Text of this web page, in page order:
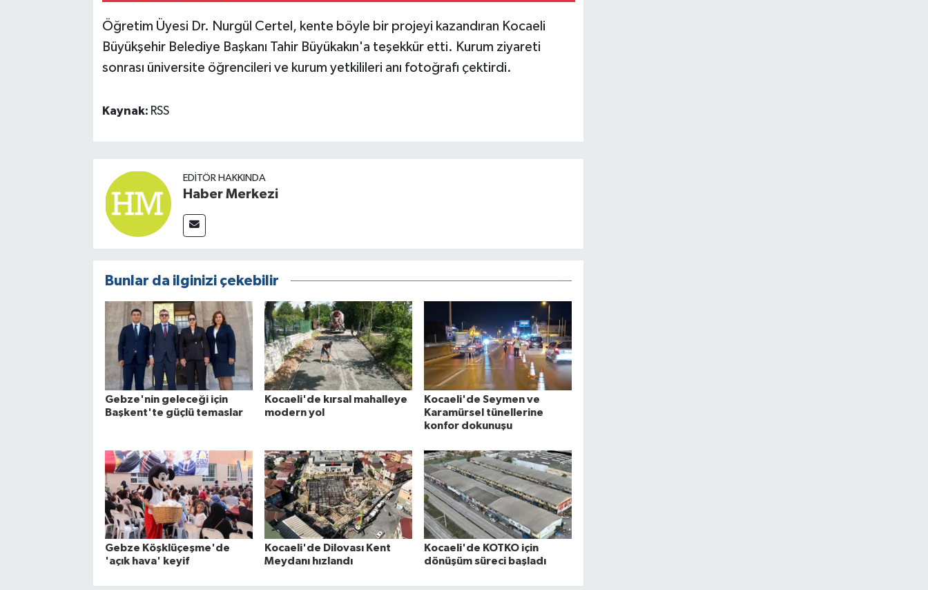
Öğretim Üyesi Dr. Nurgül Certel, kente böyle bir projeyi kazandıran Kocaeli
Büyükşehir Belediye Başkanı Tahir Büyükakın'a teşekkür etti. Kurum ziyareti
sonrası üniversite öğrencileri ve kurum yetkilileri anı fotoğrafı çektirdi.
Kaynak: RSS
EDITÖR HAKKINDA
Haber Merkezi
Bunlar da ilginizi çekebilir
Gebze'nin geleceği için
Başkent'te güçlü temaslar
Kocaeli'de kırsal mahalleye
modern yol
Kocaeli'de Seymen ve
Karamürsel tünellerine
konfor dokunuşu
Gebze Köşklüçeşme'de
'açık hava' keyif
Kocaeli'de Dilovası Kent
Meydanı hızlandı
Kocaeli'de KOTKO için
dönüşüm süreci başladı